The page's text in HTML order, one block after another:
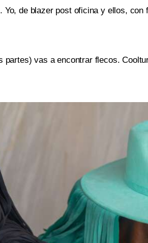
de blazer post oficina y ellos,
vas a encontrar flecos.